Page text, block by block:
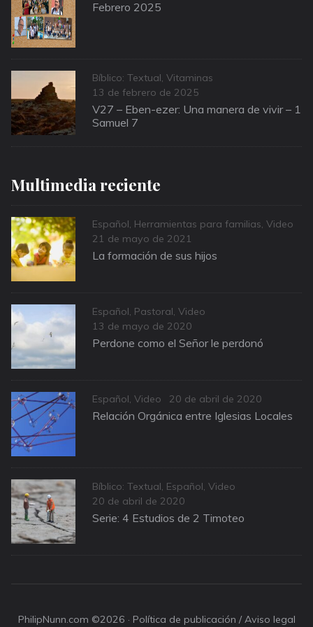
on
Febrero 2025
Categories
Bíblico: Textual, Vitaminas
Posted
on
13 de febrero de 2025
V27 – Eben-ezer: Una manera de vivir – 1
Samuel 7
Multimedia reciente
Categories
Español, Herramientas para familias, Video
Posted
on
21 de mayo de 2021
La formación de sus hijos
Categories
Español, Pastoral, Video
Posted
on
13 de mayo de 2020
Perdone como el Señor le perdonó
Categories
Español, Video
Posted
on
20 de abril de 2020
Relación Orgánica entre Iglesias Locales
Categories
Bíblico: Textual, Español, Video
Posted
on
20 de abril de 2020
Serie: 4 Estudios de 2 Timoteo
PhilipNunn.com ©2026 · Política de publicación / Aviso legal